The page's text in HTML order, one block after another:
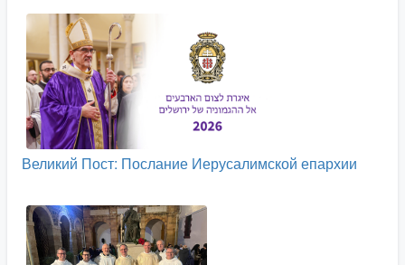
Великий Пост: Послание Иерусалимской епархии